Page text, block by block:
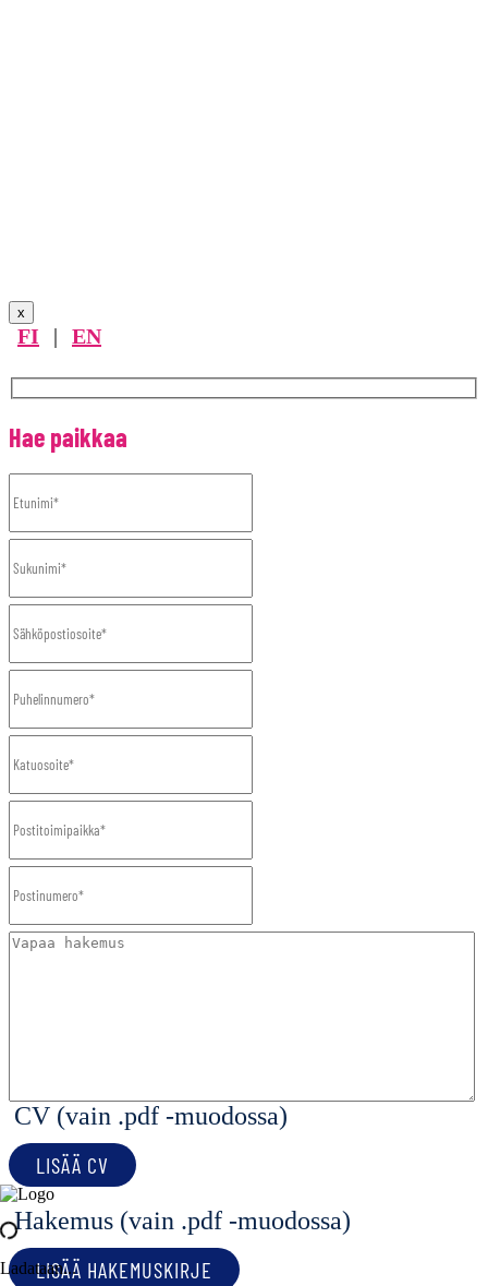
Ladataan...
x
FI | EN
Hae paikkaa
CV (vain .pdf -muodossa)
LISÄÄ CV
Hakemus (vain .pdf -muodossa)
LISÄÄ HAKEMUSKIRJE